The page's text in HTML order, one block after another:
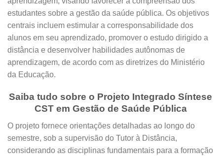
estudantes sobre a gestão da saúde pública. Os objetivos
centrais incluem estimular a corresponsabilidade dos
alunos em seu aprendizado, promover o estudo dirigido a
distância e desenvolver habilidades autônomas de
aprendizagem, de acordo com as diretrizes do Ministério
da Educação.
Saiba tudo sobre o Projeto Integrado Síntese
CST em Gestão de Saúde Pública
O projeto fornece orientações detalhadas ao longo do
semestre, sob a supervisão do Tutor à Distância,
considerando as disciplinas fundamentais para a formação